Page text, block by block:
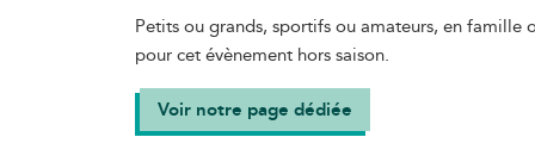
Petits ou grands, sportifs ou amateurs, en famille
pour cet évènement hors saison.
Voir notre page dédiée